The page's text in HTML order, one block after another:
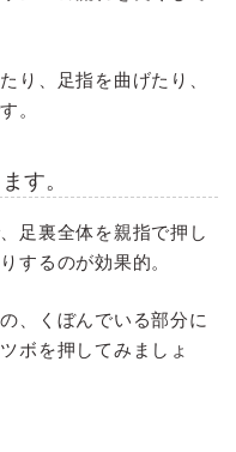
り、足指を曲げたり、
。
す。
足裏全体を親指で押し
するのが効果的。
、くぼんでいる部分に
ボを押してみましょ